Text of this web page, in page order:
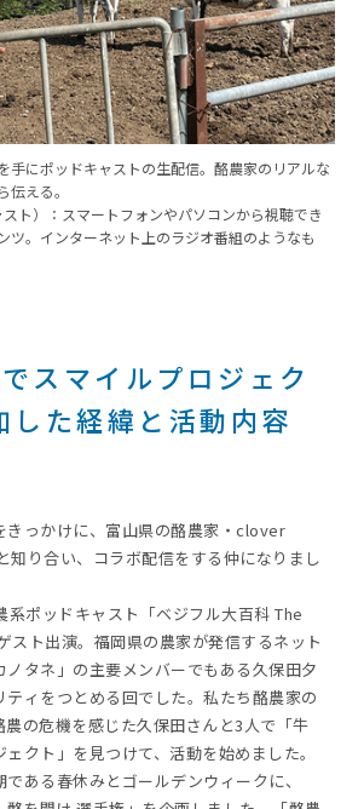
手にポッドキャストの生配信。酪農家のリアルな
える。
ト）：スマートフォンやパソコンから視聴でき
ツ。インターネット上のラジオ番組のようなも
スマイルプロジェク
した経緯と活動内容
っかけに、富山県の酪農家・clover
知り合い、コラボ配信をする仲になりまし
ポッドキャスト「ベジフル大百科 The
スト出演。福岡県の農家が発信するネット
ノタネ」の主要メンバーでもある久保田夕
ティをつとめる回でした。私たち酪農家の
農の危機を感じた久保田さんと3人で「牛
クト」を見つけて、活動を始めました。
ある春休みとゴールデンウィークに、